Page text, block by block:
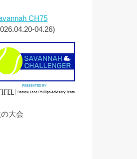
CH75
04.26)
大会